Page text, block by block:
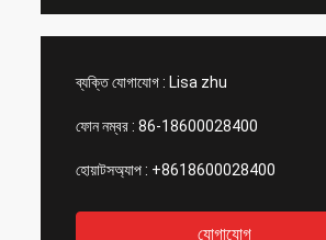
ব্যক্তি যোগাযোগ : Lisa zhu
ফোন নম্বর : 86-18600028400
হোয়াটসঅ্যাপ : +8618600028400
যোগাযোগ